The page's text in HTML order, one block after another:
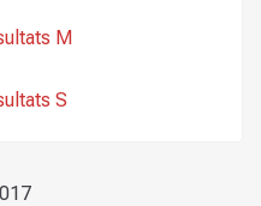
M
S